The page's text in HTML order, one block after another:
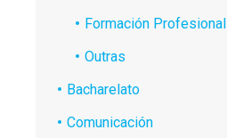
Formación Profesional
Outras
Bacharelato
Comunicación